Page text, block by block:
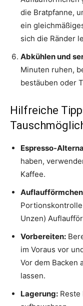
die Bratpfanne,
ein
sich die Ränder
Abkühlen und
Minuten ruhen,
bestäuben oder
Hilfreiche
Espresso-
haben,
Kaffee.
Unzen)
Vorbereiten:
im Voraus vor
Vor dem Backen
lassen.
Lagerung: Reste